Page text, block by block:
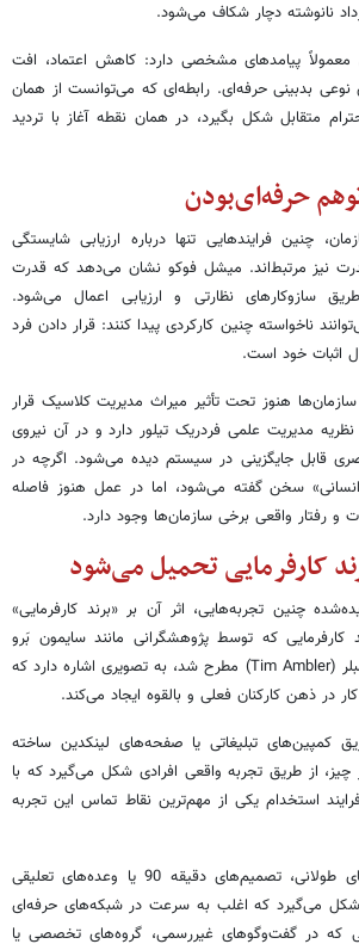
نانوشته دچار شکاف می‌شود.
معمولاً پیامدهای مشخصی دارد: کاهش اعتماد، افت
بدبینی حرفه‌ای. رابطه‌ای که می‌توانست از همان
متقابل شکل بگیرد، در همان نقطه آغاز با تردید
حرفه‌ای‌بودن
چنین فرایندهایی تنها درباره ارزیابی شایستگی
نیز مرتبط‌اند. میشل فوکو نشان می‌دهد که قدرت
سازوکارهای نظارتی و ارزیابی اعمال می‌شود.
ناخواسته چنین کارکردی پیدا کنند: قرار دادن فرد
اثبات خود است.
هنوز تحت تأثیر میراث مدیریت کلاسیک قرار
مدیریت علمی فردریک تیلور دارد و در آن نیروی
قابل جایگزینی در سیستم دیده می‌شود. اگرچه در
انسانی» سخن گفته می‌شود، اما در عمل هنوز فاصله
و رفتار واقعی برخی سازمان‌ها وجود دارد.
کارفرمایی تحمیل می‌شود
چنین تجربه‌هایی، اثر آن بر «برند کارفرمایی»
که توسط پژوهشگرانی مانند سایمون بَرو
(Simon Barrow) و تیم امبلر (Tim Ambler) مطرح شد، به تصویری اشاره دارد که
در ذهن کارکنان فعلی و بالقوه ایجاد می‌کند.
کمپین‌های تبلیغاتی یا صفحه‌های لینکدین ساخته
از طریق تجربه واقعی افرادی شکل می‌گیرد که با
استخدام یکی از مهم‌ترین نقاط تماس این تجربه
وقتی داوطلبان با فرایندهای طولانی، تصمیم‌های دقیقه 90 یا وعده‌های تعلیقی
شکل می‌گیرد که اغلب به سرعت در شبکه‌های حرفه‌ای
که در گفت‌وگوهای غیررسمی، گروه‌های تخصصی یا